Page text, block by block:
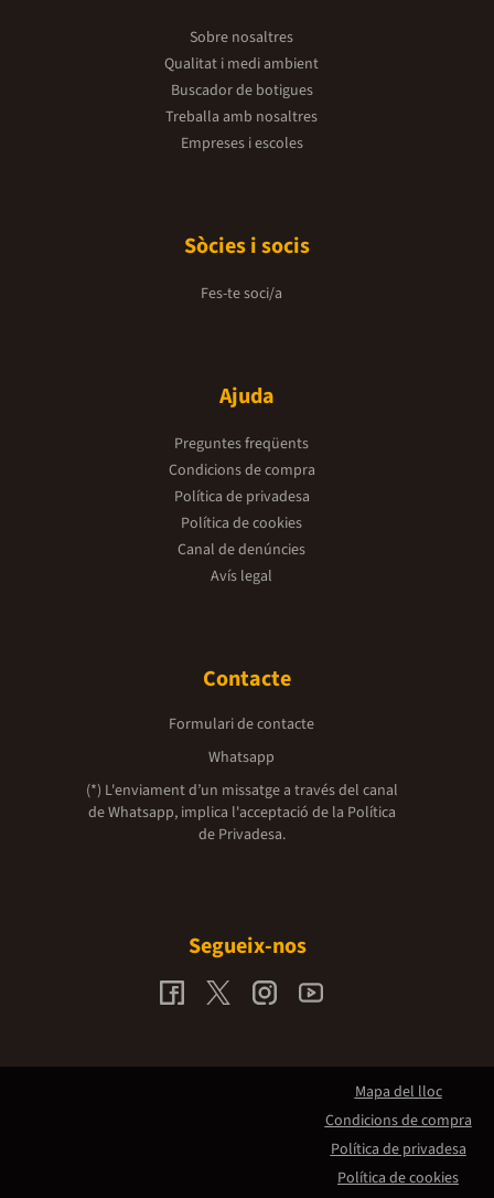
Sobre nosaltres
Qualitat i medi ambient
Buscador de botigues
Treballa amb nosaltres
Empreses i escoles
Sòcies i socis
Fes-te soci/a
Ajuda
Preguntes freqüents
Condicions de compra
Política de privadesa
Política de cookies
Canal de denúncies
Avís legal
Contacte
Formulari de contacte
Whatsapp
(*) L'enviament d’un missatge a través del canal
de Whatsapp, implica l'acceptació de la Política
de Privadesa.
Segueix-nos
Mapa del lloc
Condicions de compra
Política de privadesa
Política de cookies